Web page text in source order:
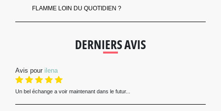
FLAMME LOIN DU QUOTIDIEN ?
DERNIERS AVIS
Avis pour ilena
Un bel échange a voir maintenant dans le futur...